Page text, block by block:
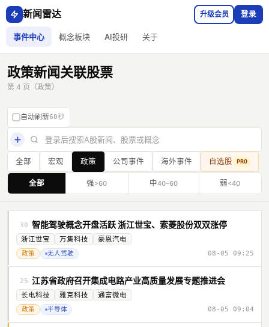
新闻雷达
事件中心 概念板块 AI投研 关于
升级会员 登录
政策新闻关联股票
第 4 页（政策）
全部 宏观 政策 公司事件 海外事件 自选股 PRO
全部 强>60 中40–60 弱<40
自动刷新60秒
30 智能驾驶概念开盘活跃 浙江世宝、索菱股份双双涨停
浙江世宝 万集科技 豪恩汽电
政策 无人驾驶 08-05 09:25
25 江苏省政府召开集成电路产业高质量发展专题推进会
长电科技 雅克科技 通富微电
政策 半导体 08-05 09:04